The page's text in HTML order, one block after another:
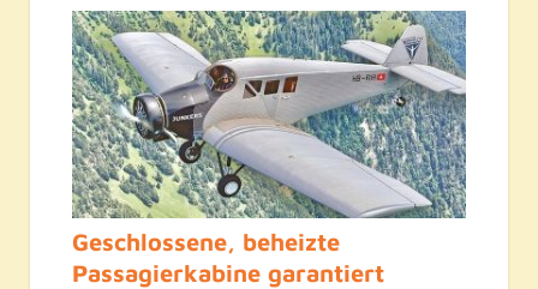
Geschlossene, beheizte
Passagierkabine garantiert